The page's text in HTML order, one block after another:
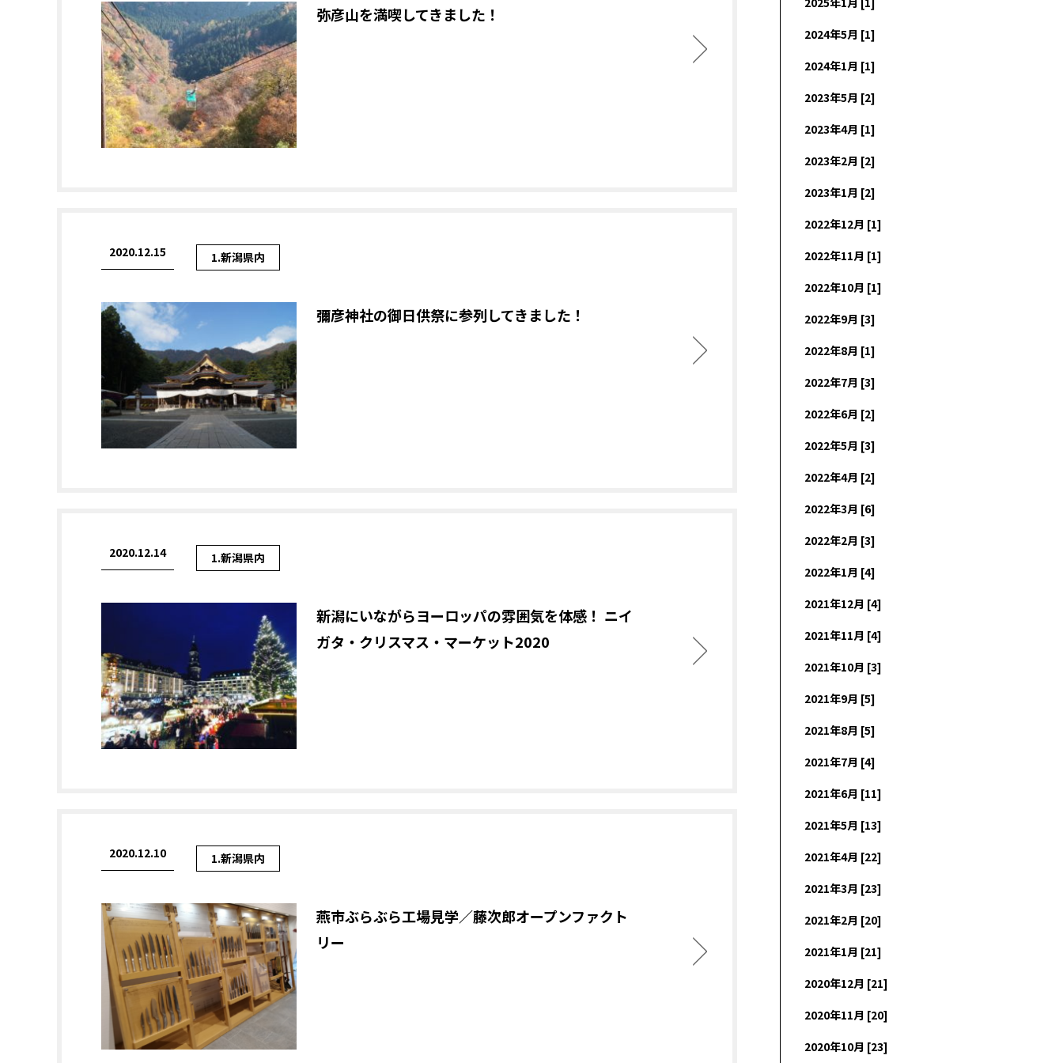
弥彦山を満喫してきました！
2020.12.15 1.新潟県内
彌彦神社の御日供祭に参列してきました！
2020.12.14 1.新潟県内
新潟にいながらヨーロッパの雰囲気を体感！ ニイ
ガタ・クリスマス・マーケット2020
2020.12.10 1.新潟県内
燕市ぶらぶら工場見学／藤次郎オープンファクト
リー
2024年5月 [1]
2024年1月 [1]
2023年5月 [2]
2023年4月 [1]
2023年2月 [2]
2023年1月 [2]
2022年12月 [1]
2022年11月 [1]
2022年10月 [1]
2022年9月 [3]
2022年8月 [1]
2022年7月 [3]
2022年6月 [2]
2022年5月 [3]
2022年4月 [2]
2022年3月 [6]
2022年2月 [3]
2022年1月 [4]
2021年12月 [4]
2021年11月 [4]
2021年10月 [3]
2021年9月 [5]
2021年8月 [5]
2021年7月 [4]
2021年6月 [11]
2021年5月 [13]
2021年4月 [22]
2021年3月 [23]
2021年2月 [20]
2021年1月 [21]
2020年12月 [21]
2020年11月 [20]
2020年10月 [23]